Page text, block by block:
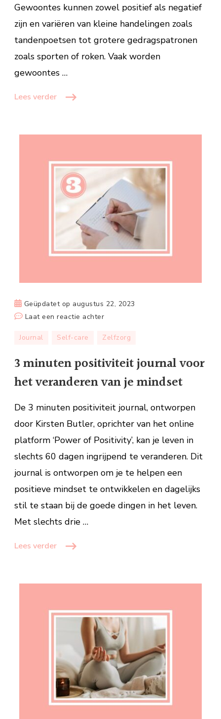
Gewoontes kunnen zowel positief als negatief
zijn en variëren van kleine handelingen zoals
tandenpoetsen tot grotere gedragspatronen
zoals sporten of roken. Vaak worden
gewoontes …
Lees verder
Geüpdatet op augustus 22, 2023
Laat een reactie achterop
minuten
journal
voor
veranderen
van
mindset
Journal Self-care Zelfzorg
3 minuten positiviteit journal voor
het veranderen van je mindset
De 3 minuten positiviteit journal, ontworpen
door Kirsten Butler, oprichter van het online
platform ‘Power of Positivity’, kan je leven in
slechts 60 dagen ingrijpend te veranderen. Dit
journal is ontworpen om je te helpen een
positieve mindset te ontwikkelen en dagelijks
stil te staan ​​bij de goede dingen in het leven.
Met slechts drie …
Lees verder